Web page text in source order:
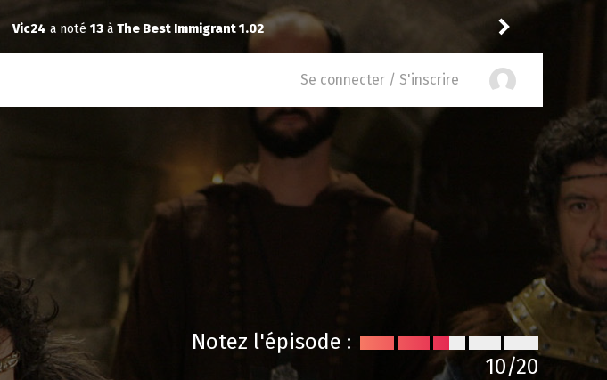
Vic24 a noté 13 à The Best Immigrant 1.02 crazybenji
Se connecter / S'inscrire
Notez l'épisode :
10/20